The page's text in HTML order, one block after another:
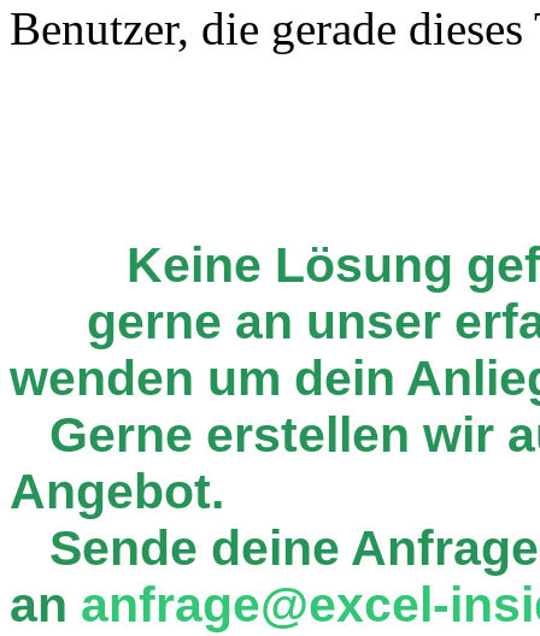
Benutzer, die gerade
Keine Lösung
gerne an unser
wenden um dein
Gerne erstellen wir
Angebot.
Sende deine
an anfrage@excel-